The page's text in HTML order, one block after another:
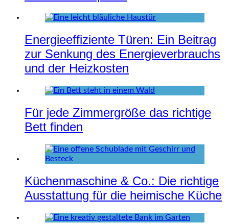
Energieeffiziente Türen: Ein Beitrag
zur Senkung des Energieverbrauchs
und der Heizkosten
Für jede Zimmergröße das richtige
Bett finden
Küchenmaschine & Co.: Die richtige
Ausstattung für die heimische Küche